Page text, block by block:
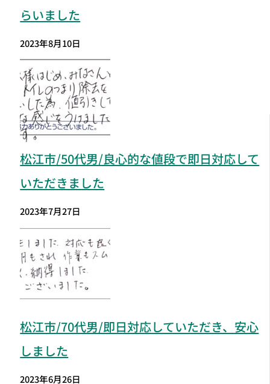
らいました
2023年8月10日
松江市/50代男/良心的な値段で即日対応して
いただきました
2023年7月27日
松江市/70代男/即日対応していただき、安心
しました
2023年6月26日